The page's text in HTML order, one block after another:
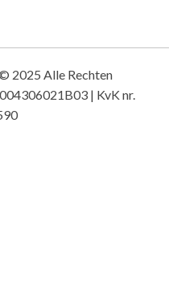
2025 Alle Rechten
| KvK nr.